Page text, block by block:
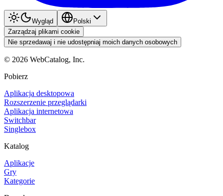
Wygląd
Polski
Zarządzaj plikami cookie
Nie sprzedawaj i nie udostępniaj moich danych osobowych
© 2026 WebCatalog, Inc.
Pobierz
Aplikacja desktopowa
Rozszerzenie przeglądarki
Aplikacja internetowa
Switchbar
Singlebox
Katalog
Aplikacje
Gry
Kategorie